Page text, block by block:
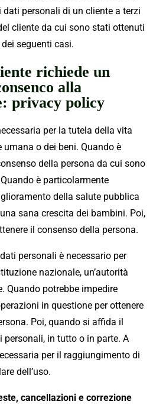
dati personali di un cliente a terzi
cliente da cui sono stati ottenuti
seguenti casi.
richiede un
alla
privacy policy
per la tutela della vita
umana o dei beni. Quando è
della persona da cui sono
è particolarmente
della salute pubblica
sana crescita dei bambini. Poi,
il consenso della persona.
personali è necessario per
nazionale, un’autorità
Quando potrebbe impedire
in questione per ottenere
Poi, quando si affida il
in tutto o in parte. A
per il raggiungimento di
dell’uso.
cancellazioni e correzione